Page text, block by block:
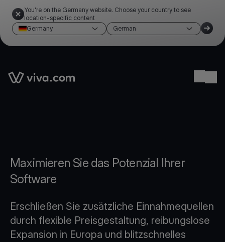
You're on the Germany website. Choose your country to see
location-specific content
Germany
German
Link to the homepage
Maximieren Sie das Potenzial Ihrer
Software
Erschließen Sie zusätzliche Einnahmequellen
durch flexible Preisgestaltung, reibungslose
Expansion in Europa und blitzschnelles